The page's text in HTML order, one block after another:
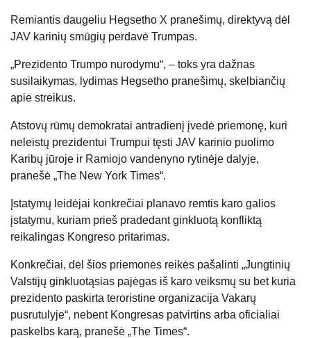
Remiantis daugeliu Hegsetho X pranešimų, direktyvą dėl
JAV karinių smūgių perdavė Trumpas.
„Prezidento Trumpo nurodymu“, – toks yra dažnas
susilaikymas, lydimas Hegsetho pranešimų, skelbiančių
apie streikus.
Atstovų rūmų demokratai antradienį įvedė priemonę, kuri
neleistų prezidentui Trumpui tęsti JAV karinio puolimo
Karibų jūroje ir Ramiojo vandenyno rytinėje dalyje,
pranešė „The New York Times“.
Įstatymų leidėjai konkrečiai planavo remtis karo galios
įstatymu, kuriam prieš pradedant ginkluotą konfliktą
reikalingas Kongreso pritarimas.
Konkrečiai, dėl šios priemonės reikės pašalinti „Jungtinių
Valstijų ginkluotąsias pajėgas iš karo veiksmų su bet kuria
prezidento paskirta teroristine organizacija Vakarų
pusrutulyje“, nebent Kongresas patvirtins arba oficialiai
paskelbs karą, pranešė „The Times“.